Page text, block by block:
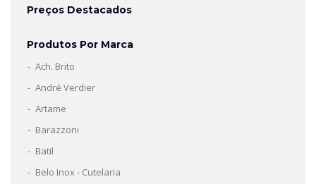
Preços Destacados
Produtos Por Marca
Ach. Brito
André Verdier
Artame
Barazzoni
Batil
Belo Inox - Cutelaria